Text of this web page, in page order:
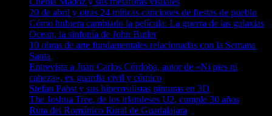
20 de abril y otras 24 míticas canciones de fiestas de pueblo
Cómo hubiera cambiado la película: La guerra de las galaxias
Ocean, la sinfonía de John Butler
10 obras de arte fundamentales relacionadas con la Semana
Santa
Entrevista a Juan Carlos Córdoba, autor de «Ni pies ni
cabeza», ex guardia civil y cómico
Stefan Pabst y sus hiperrealistas pinturas en 3D
The Joshua Tree, de los irlandeses U2, cumple 30 años
Ruta del Románico Rural de Guadalajara